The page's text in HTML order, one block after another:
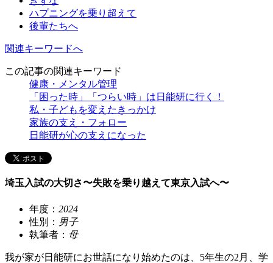
ハプニングを乗り超えて
後輩たちへ
関連キーワードへ
この記事の関連キーワード
健康・メンタル管理
「困った時」「つらい時」は日能研に行く！
私・子どもを変えたきっかけ
家族の支え・フォロー
日能研が心の支えになった
埼玉入試の大切さ〜失敗を乗り越えて東京入試へ〜
年度： 2024
性別： 男子
執筆者： 母
我が家が日能研にお世話になり始めたのは、5年生の2月、学